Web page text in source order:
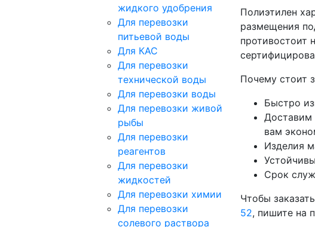
жидкого удобрения
Для перевозки
питьевой воды
Для КАС
Для перевозки
технической воды
Для перевозки воды
Для перевозки живой
рыбы
Для перевозки
реагентов
Для перевозки
жидкостей
Для перевозки химии
Для перевозки
солевого раствора
Полиэтилен
размещения
противостоит
Почему стоит
Быстро
Доставим
вам
Изделия
Срок
Чтобы
52, пишите на